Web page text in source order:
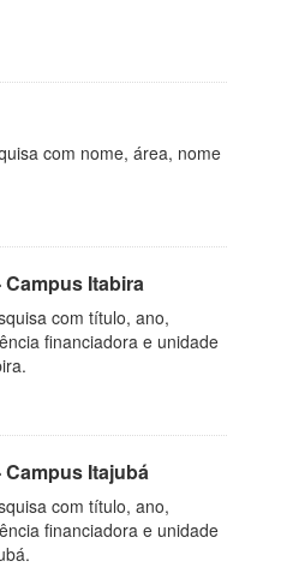
com nome, área, nome
Itabira
com título, ano,
financiadora e unidade
Itajubá
com título, ano,
financiadora e unidade